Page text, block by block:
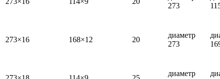
273
273×16 168×12 20
диаметр
273
диаметр